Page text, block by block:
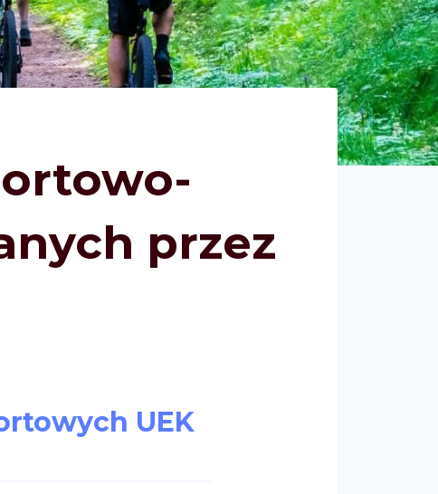
przez
UEK